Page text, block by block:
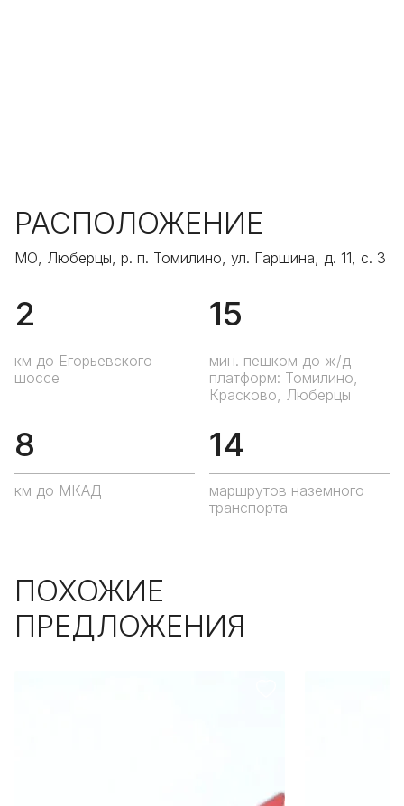
РАСПОЛОЖЕНИЕ
МО, Люберцы, р. п. Томилино, ул. Гаршина, д. 11, с. 3
2
км до Егорьевского
шоссе
15
мин. пешком до ж/д
платформ: Томилино,
Красково, Люберцы
8
км до МКАД
14
маршрутов наземного
транспорта
ПОХОЖИЕ
ПРЕДЛОЖЕНИЯ